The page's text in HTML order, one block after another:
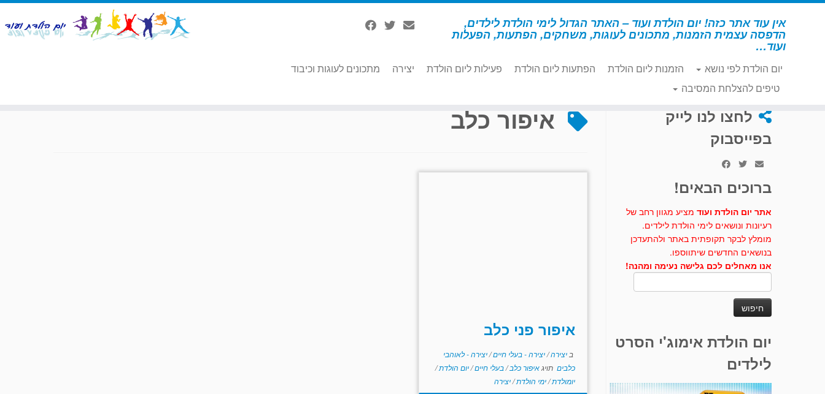
דלג
אין עוד אתר כזה! יום הולדת ועוד – האתר הגדול לימי הולדת לילדים,
הדפסה עצמית הזמנות, מתכונים לעוגות, משחקים, הפתעות, הפעלות
ועוד…
יום הולדת לפי נושא הזמנות ליום הולדת הפתעות ליום הולדת פעילות ליום הולדת יצירה
מתכונים לעוגות וכיבוד
טיפים להצלחת המסיבה
דף הבית » איפור כלב
לחצו לנו לייק
בפייסבוק
ברוכים הבאים!
אתר יום הולדת ועוד מציע מגוון רחב של
רעיונות ונושאים לימי הולדת לילדים.
מומלץ לבקר תקופתית באתר ולהתעדכן
בנושאים החדשים שיתווספו.
אנו מאחלים לכם גלישה נעימה ומהנה!
יום הולדת אימוג'י הסרט
לילדים
איפור כלב
איפור פני כלב
ביצירה/יצירה - בעלי חיים/יצירה - לאוהבי
כלבים תויגאיפור כלב/בעלי חיים/יום הולדת/
יומולדת/ימי הולדת/יצירה